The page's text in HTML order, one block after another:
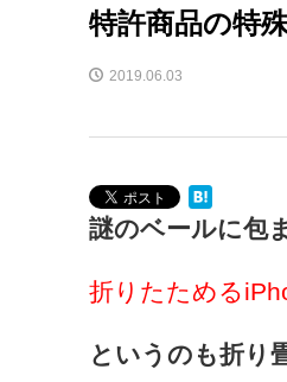
特許商品の特
2019.06.03
謎のベールに包
折りたためる
というのも折り